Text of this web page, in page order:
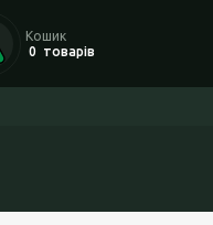
Кошик
0 товарів